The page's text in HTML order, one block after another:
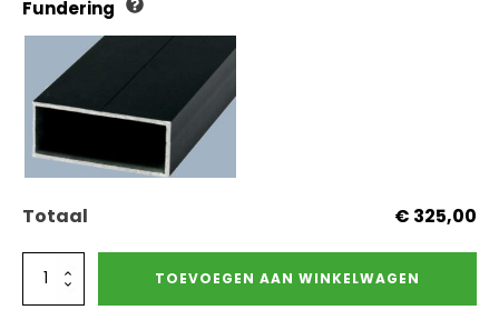
Fundering
Totaal € 325,00
Blokhut
TOEVOEGEN AAN WINKELWAGEN